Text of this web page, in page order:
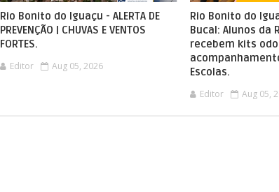
Rio Bonito do Iguaçu - ALERTA DE
PREVENÇÃO | CHUVAS E VENTOS
FORTES.
Editor Aug 05, 2026
Rio Bonito do
Bucal: Alunos da
recebem kits
Escolas.
Editor Aug 05,